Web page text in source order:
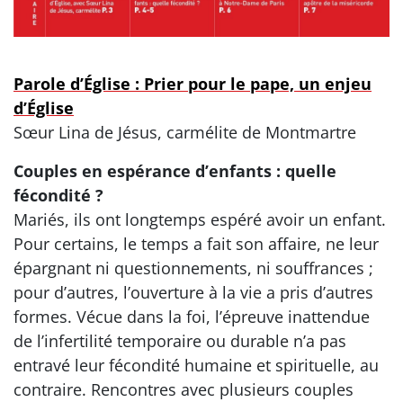
Parole d’Église : Prier pour le pape, un enjeu
d’Église
Sœur Lina de Jésus, carmélite de Montmartre
Couples en espérance d’enfants : quelle
fécondité ?
Mariés, ils ont longtemps espéré avoir un enfant.
Pour certains, le temps a fait son affaire, ne leur
épargnant ni questionnements, ni souffrances ;
pour d’autres, l’ouverture à la vie a pris d’autres
formes. Vécue dans la foi, l’épreuve inattendue
de l’infertilité temporaire ou durable n’a pas
entravé leur fécondité humaine et spirituelle, au
contraire. Rencontres avec plusieurs couples